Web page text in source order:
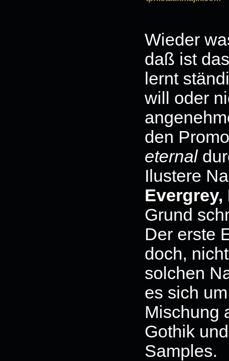
Wieder
daß ist
lernt
will oder
den
eternal
Ilustere
Grund
Der erste
doch,
solchen
es sich
Mischung
Gothik
Samples.